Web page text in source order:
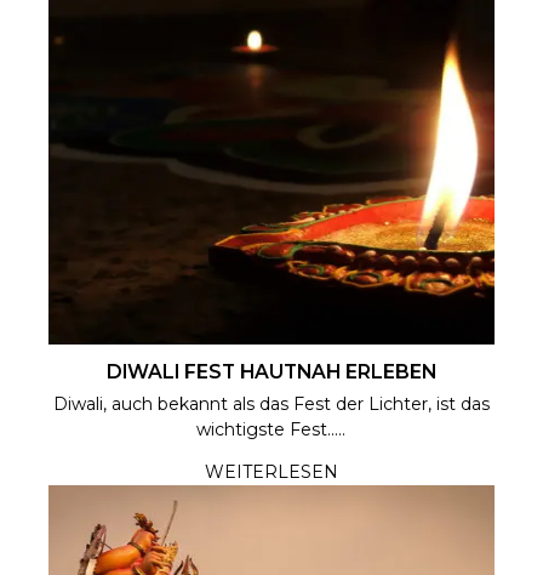
DIWALI FEST HAUTNAH ERLEBEN
Diwali, auch bekannt als das Fest der Lichter, ist das
wichtigste Fest.....
WEITERLESEN